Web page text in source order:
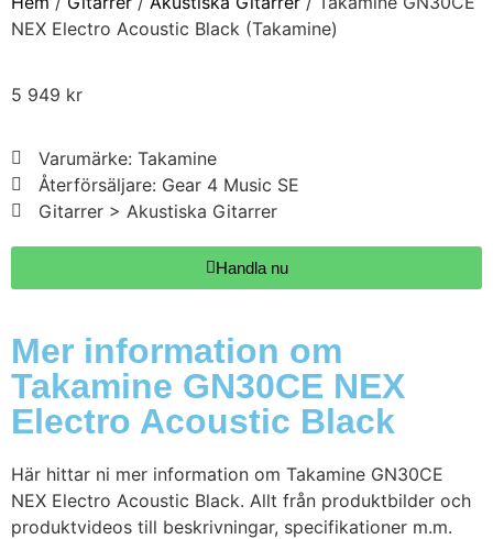
NEX Electro Acoustic Black (Takamine)
5 949 kr
Varumärke: Takamine
Återförsäljare: Gear 4 Music SE
Gitarrer > Akustiska Gitarrer
Handla nu
Mer information om
Takamine GN30CE NEX
Electro Acoustic Black
Här hittar ni mer information om Takamine GN30CE
NEX Electro Acoustic Black. Allt från produktbilder och
produktvideos till beskrivningar, specifikationer m.m.